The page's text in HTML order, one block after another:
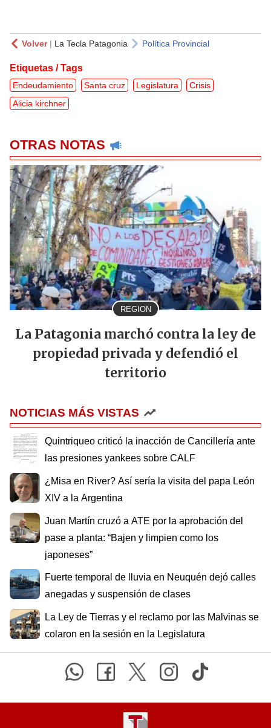
Volver| La Tecla Patagonia Política Provincial
Etiquetas / Tags
Endeudamiento Santa cruz Legislatura
Crisis
Alicia kirchner
OTRAS NOTAS
REGION
La Patagonia marchó contra la ley de
propiedad privada y defendió el
territorio
NOTICIAS MÁS VISTAS
Quintriqueo criticó la inacción de Cancillería ante
las presiones yankees sobre CALF
¿Misa en River? Así sería la visita del papa León
XIV a la Argentina
Juan Martín cruzó a ATE por la aprobación del
pase a planta: “Bajen y limpien como los
japoneses”
Fuerte temporal de lluvia en Neuquén dejó calles
anegadas y suspensión de clases
La Ley de Tierras y el reclamo por las Malvinas se
colaron en la sesión en la Legislatura